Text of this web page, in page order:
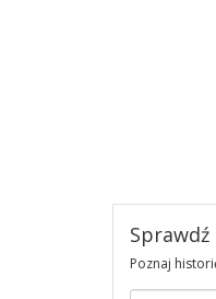
Sprawdź
Poznaj